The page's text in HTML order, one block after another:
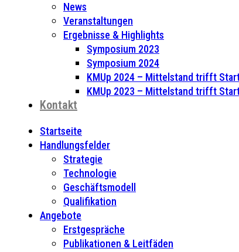
News
Veranstaltungen
Ergebnisse & Highlights
Symposium 2023
Symposium 2024
KMUp 2024 – Mittelstand trifft
KMUp 2023 – Mittelstand trifft
Kontakt
Startseite
Handlungsfelder
Strategie
Technologie
Geschäftsmodell
Qualifikation
Angebote
Erstgespräche
Publikationen & Leitfäden